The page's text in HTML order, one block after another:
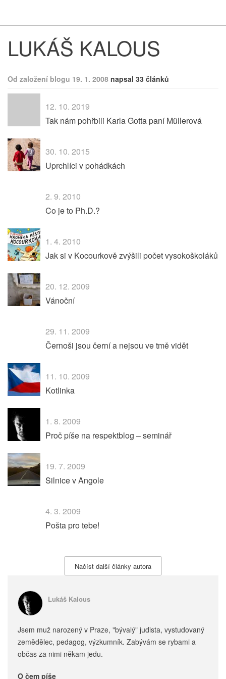
LUKÁŠ KALOUS
Od založení blogu 19. 1. 2008 napsal 33 článků
12. 10. 2019
Tak nám pohřbili Karla Gotta paní Müllerová
30. 10. 2015
Uprchlíci v pohádkách
2. 9. 2010
Co je to Ph.D.?
1. 4. 2010
Jak si v Kocourkově zvýšili počet vysokoškoláků
20. 12. 2009
Vánoční
29. 11. 2009
Černoši jsou černí a nejsou ve tmě vidět
11. 10. 2009
Kotlinka
1. 8. 2009
Proč píše na respektblog – seminář
19. 7. 2009
Silnice v Angole
4. 3. 2009
Pošta pro tebe!
Načíst další články autora
Lukáš Kalous
Jsem muž narozený v Praze, "bývalý" judista, vystudovaný
zemědělec, pedagog, výzkumník. Zabývám se rybami a
občas za nimi někam jedu.
O čem píše